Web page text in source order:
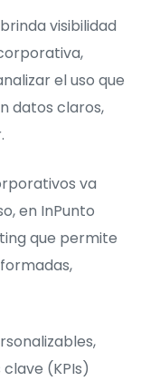
visibilidad
el uso que
datos claros,
va
en InPunto
que permite
(KPIs)